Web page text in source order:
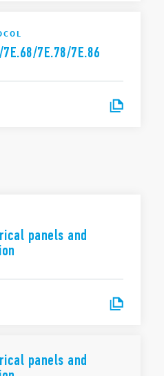
7E.78/7E.86
panels and
panels and